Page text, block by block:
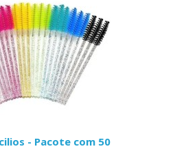
- Pacote com 50